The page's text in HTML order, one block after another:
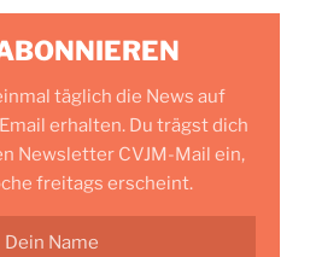
täglich die News auf
erhalten. Du trägst dich
Newsletter CVJM-Mail ein,
freitags erscheint.